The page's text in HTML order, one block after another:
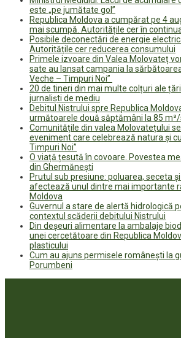
este „pe jumătate gol”
Republica Moldova a cumpărat pe 4
mai scumpă. Autoritățile cer în
Posibile deconectări de energie
Autoritățile cer reducerea consumului
Primele izvoare din Valea Molovateț
sate au lansat campania la
Veche – Timpuri Noi”
20 de tineri din mai multe colțuri ale
jurnaliști de mediu
Debitul Nistrului spre Republica
următoarele două săptămâni la 85
Comunitățile din valea Molovatețului
eveniment care celebrează natura și
Timpuri Noi”
O viață țesută în covoare. Povestea
din Ghermănești
Prutul sub presiune: poluarea, seceta
afectează unul dintre mai importante
Moldova
Guvernul a stare de alertă hidrologică
contextul scăderii debitului Nistrului
Din deșeuri alimentare la ambalaje
unei cercetătoare din Republica
plasticului
Cum au ajuns permisele românești la
Porumbeni